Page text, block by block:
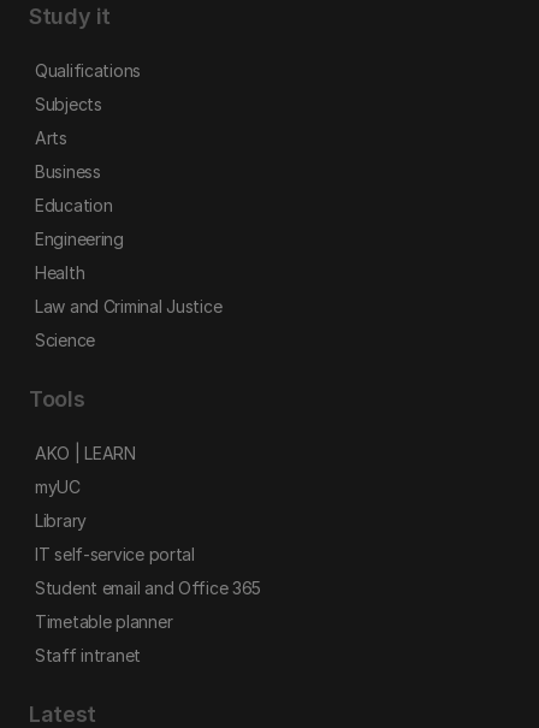
Study it
Qualifications
Subjects
Arts
Business
Education
Engineering
Health
Law and Criminal Justice
Science
Tools
AKO | LEARN
myUC
Library
IT self-service portal
Student email and Office 365
Timetable planner
Staff intranet
Latest